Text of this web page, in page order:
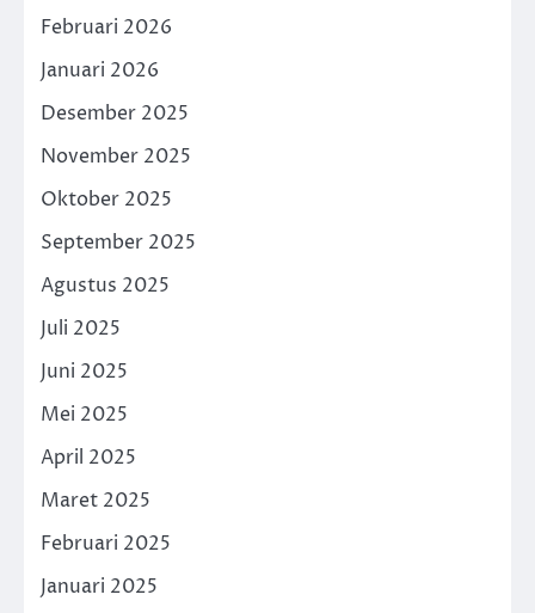
Februari 2026
Januari 2026
Desember 2025
November 2025
Oktober 2025
September 2025
Agustus 2025
Juli 2025
Juni 2025
Mei 2025
April 2025
Maret 2025
Februari 2025
Januari 2025